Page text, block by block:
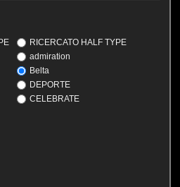
RICERCATO HALF TYPE
admiration
Belta
DEPORTE
CELEBRATE